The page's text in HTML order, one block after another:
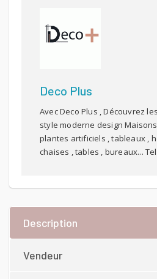
Deco Plus
Avec Deco Plus , Découvrez
style moderne design
plantes artificiels , tableaux ,
chaises , tables , bureaux... Tel
Description
Vendeur